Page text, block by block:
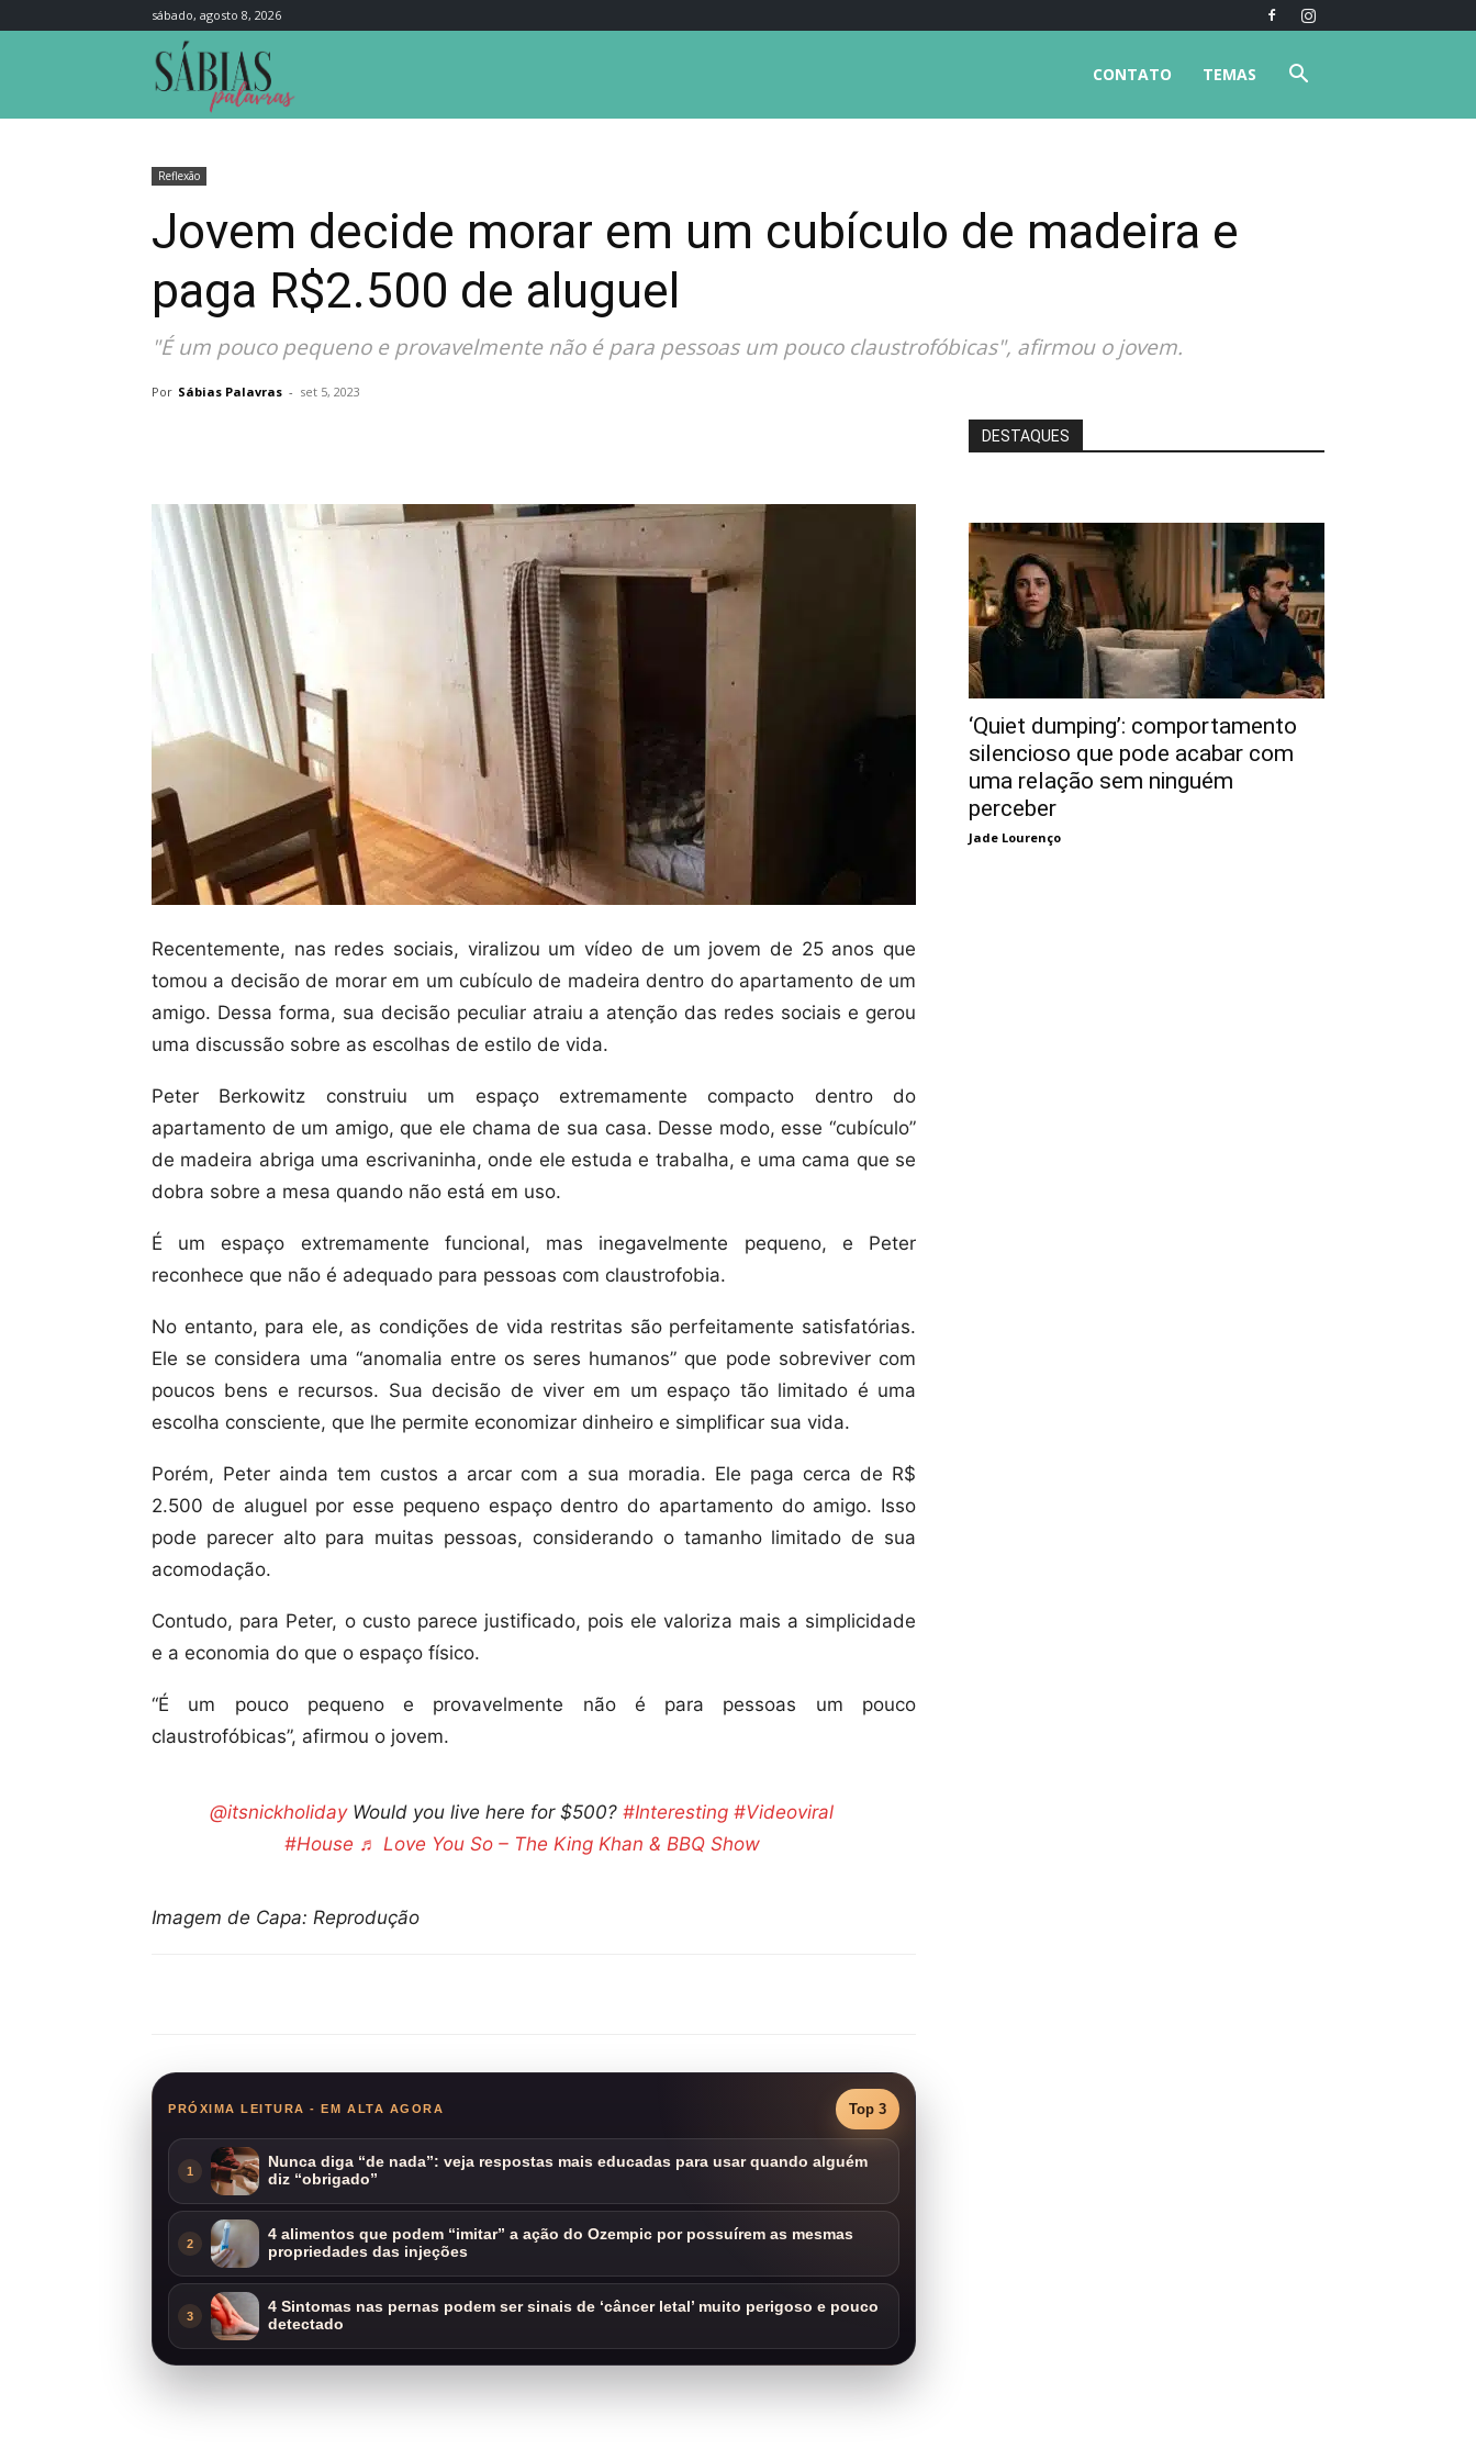
sábado, agosto 8, 2026
TEMAS
CONTATO
Reflexão
Jovem decide morar em um cubículo de madeira e
paga R$2.500 de aluguel
"É um pouco pequeno e provavelmente não é para pessoas um pouco claustrofóbicas", afirmou o jovem.
Por Sábias Palavras - set 5, 2023
Recentemente, nas redes sociais, viralizou um vídeo de um jovem de 25 anos que
tomou a decisão de morar em um cubículo de madeira dentro do apartamento de um
amigo. Dessa forma, sua decisão peculiar atraiu a atenção das redes sociais e gerou
uma discussão sobre as escolhas de estilo de vida.
Peter Berkowitz construiu um espaço extremamente compacto dentro do
apartamento de um amigo, que ele chama de sua casa. Desse modo, esse “cubículo”
de madeira abriga uma escrivaninha, onde ele estuda e trabalha, e uma cama que se
dobra sobre a mesa quando não está em uso.
É um espaço extremamente funcional, mas inegavelmente pequeno, e Peter
reconhece que não é adequado para pessoas com claustrofobia.
No entanto, para ele, as condições de vida restritas são perfeitamente satisfatórias.
Ele se considera uma “anomalia entre os seres humanos” que pode sobreviver com
poucos bens e recursos. Sua decisão de viver em um espaço tão limitado é uma
escolha consciente, que lhe permite economizar dinheiro e simplificar sua vida.
Porém, Peter ainda tem custos a arcar com a sua moradia. Ele paga cerca de R$
2.500 de aluguel por esse pequeno espaço dentro do apartamento do amigo. Isso
pode parecer alto para muitas pessoas, considerando o tamanho limitado de sua
acomodação.
Contudo, para Peter, o custo parece justificado, pois ele valoriza mais a simplicidade
e a economia do que o espaço físico.
“É um pouco pequeno e provavelmente não é para pessoas um pouco
claustrofóbicas”, afirmou o jovem.
@itsnickholidayWould you live here for $500?#Interesting #Videoviral
#House ♬ Love You So – The King Khan & BBQ Show
Imagem de Capa: Reprodução
PRÓXIMA LEITURA - EM ALTA AGORA Top 3
1
Nunca diga “de nada”: veja respostas mais educadas para usar quando alguém
diz “obrigado”
2
4 alimentos que podem “imitar” a ação do Ozempic por possuírem as mesmas
propriedades das injeções
3
4 Sintomas nas pernas podem ser sinais de ‘câncer letal’ muito perigoso e pouco
detectado
DESTAQUES
‘Quiet dumping’: comportamento
silencioso que pode acabar com
uma relação sem ninguém
perceber
Jade Lourenço